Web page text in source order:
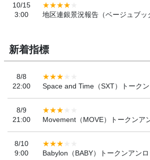
10/15
3:00
地区連銀景況報告（ベージュブッ
新着指標
8/8
22:00
Space and Time（SXT）トーク
8/9
21:00
Movement（MOVE）トークンア
8/10
9:00
Babylon（BABY）トークンアンロ